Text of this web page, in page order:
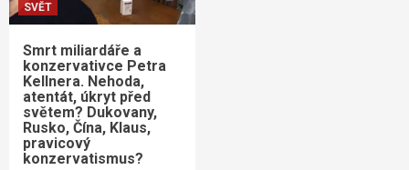
SVĚT
Smrt miliardáře a
konzervativce Petra
Kellnera. Nehoda,
atentát, úkryt před
světem? Dukovany,
Rusko, Čína, Klaus,
pravicový
konzervatismus?